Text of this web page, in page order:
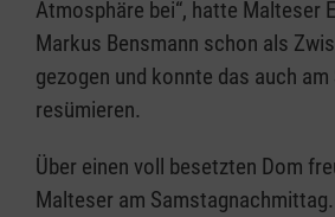
Atmosphäre bei“, hatte Malteser
Markus Bensmann schon als
gezogen und konnte das auch
resümieren.
Über einen voll besetzten Dom
Malteser am